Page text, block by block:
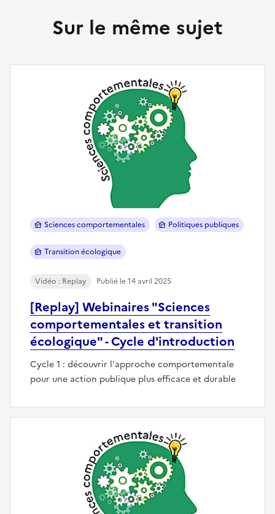
Sur le même sujet
[Replay] Webinaires "Sciences
comportementales et transition
écologique" - Cycle d'introduction
Cycle 1 : découvrir l'approche comportementale
pour une action publique plus efficace et durable
Sciences comportementales Politiques publiques
Transition écologique
Vidéo : Replay Publié le 14 avril 2025